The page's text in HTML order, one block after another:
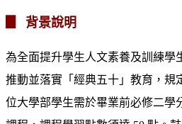
▊ 背景說明
為全面提升學生人文素養及訓練學
推動並落實「經典五十」教育，規
位大學部學生需於畢業前必修二學